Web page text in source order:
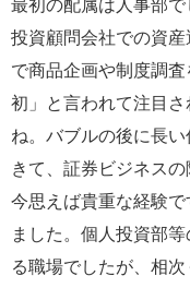
最初の配属は人事部
投資顧問会社での資
で商品企画や制度調
初」と言われて注目
ね。バブルの後に長
きて、証券ビジネス
今思えば貴重な経験
ました。個人投資部
る職場でしたが、相